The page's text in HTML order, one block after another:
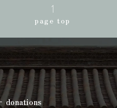
page top
donations